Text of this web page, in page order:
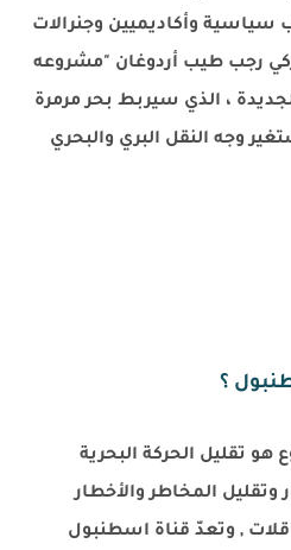
سياسية وأكاديميين وجنرالات
رجب طيب أردوغان "مشروعه
، الذي سيربط بحر مرمرة
وجه النقل البري والبحري
؟
تقليل الحركة البحرية
وتقليل المخاطر والأخطار
, وتعدّ قناة اسطنبول